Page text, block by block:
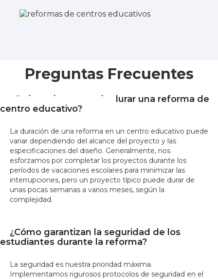
Preguntas Frecuentes
¿Cuánto tiempo suele durar una reforma de
centro educativo?
La duración de una reforma en un centro educativo puede
variar dependiendo del alcance del proyecto y las
especificaciones del diseño. Generalmente, nos
esforzamos por completar los proyectos durante los
períodos de vacaciones escolares para minimizar las
interrupciones, pero un proyecto típico puede durar de
unas pocas semanas a varios meses, según la
complejidad.
¿Cómo garantizan la seguridad de los
estudiantes durante la reforma?
La seguridad es nuestra prioridad máxima.
Implementamos rigurosos protocolos de seguridad en el